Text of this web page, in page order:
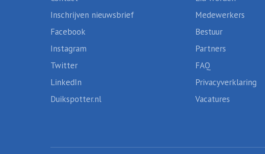
Inschrijven nieuwsbrief
Facebook
Instagram
Twitter
LinkedIn
Duikspotter.nl
Medewerkers
Bestuur
Partners
FAQ
Privacyverklaring
Vacatures